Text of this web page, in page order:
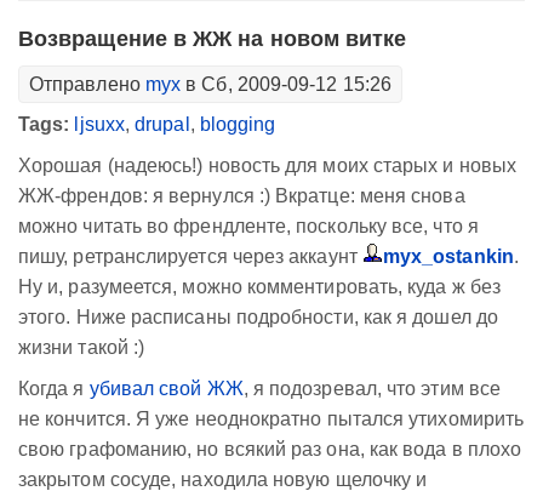
Возвращение в ЖЖ на новом витке
Отправлено myx в Сб, 2009-09-12 15:26
Tags:
ljsuxx,drupal , blogging
Хорошая (надеюсь!) новость для моих старых и новых
ЖЖ-френдов: я вернулся :) Вкратце: меня снова
можно читать во френдленте, поскольку все, что я
пишу, ретранслируется через аккаунт
myx_ostankin.
Ну и, разумеется, можно комментировать, куда ж без
этого. Ниже расписаны подробности, как я дошел до
жизни такой :)
Когда я убивал свой ЖЖ, я подозревал, что этим все
не кончится. Я уже неоднократно пытался утихомирить
свою графоманию, но всякий раз она, как вода в плохо
закрытом сосуде, находила новую щелочку и